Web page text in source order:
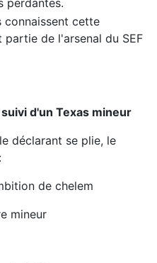
perdantes.
connaissent cette
de l'arsenal du SEF
d'un Texas mineur
déclarant se plie, le
de chelem
mineur